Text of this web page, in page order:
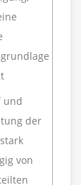
und
der
von